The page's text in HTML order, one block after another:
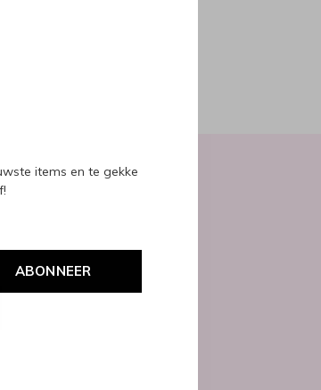
items en te gekke
ABONNEER